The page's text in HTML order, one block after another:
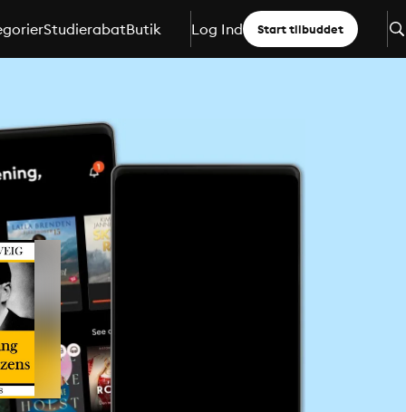
StudierabatButik Log Ind Start tilbuddet